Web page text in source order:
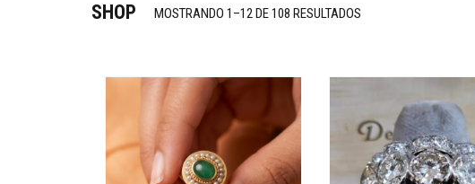
SHOP MOSTRANDO 1–12 DE 108 RESULTADOS